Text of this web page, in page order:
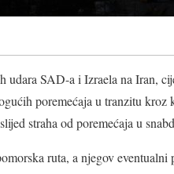
SAD-a i Izraela na Iran,
poremećaja u tranzitu
straha od poremećaja u
ruta, a njegov